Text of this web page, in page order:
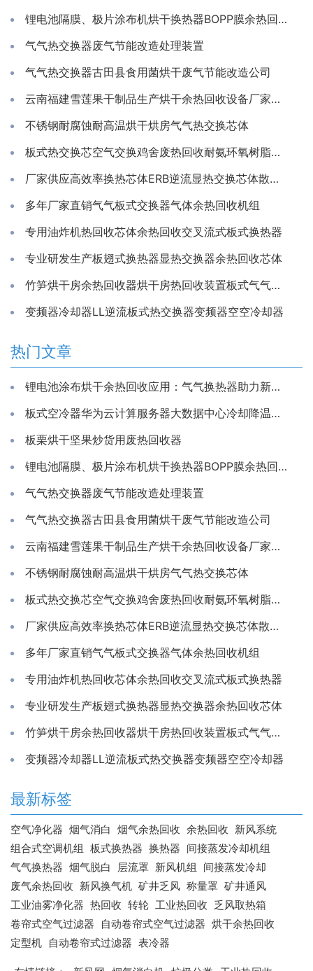
锂电池隔膜、极片涂布机烘干换热器BOPP膜余热回收装置
气气热交换器废气节能改造处理装置
气气热交换器古田县食用菌烘干废气节能改造公司
云南福建雪莲果干制品生产烘干余热回收设备厂家推荐亲水铝箔换热芯
不锈钢耐腐蚀耐高温烘干烘房气气热交换芯体
板式热交换芯空气交换鸡舍废热回收耐氨环氧树脂通风除湿换热
厂家供应高效率换热芯体ERB逆流显热交换芯体散热器
多年厂家直销气气板式交换器气体余热回收机组
专用油炸机热回收芯体余热回收交叉流式板式换热器
专业研发生产板翅式换热器显热交换器余热回收芯体
竹笋烘干房余热回收器烘干房热回收装置板式气气换热器工厂
变频器冷却器LL逆流板式热交换器变频器空空冷却器
热门文章
锂电池涂布烘干余热回收应用：气气换热器助力新能源生产节能降耗
板式空冷器华为云计算服务器大数据中心冷却降温换散热装置制冷藏库房系统冷能量回收器
板栗烘干坚果炒货用废热回收器
锂电池隔膜、极片涂布机烘干换热器BOPP膜余热回收装置
气气热交换器废气节能改造处理装置
气气热交换器古田县食用菌烘干废气节能改造公司
云南福建雪莲果干制品生产烘干余热回收设备厂家推荐亲水铝箔换热芯
不锈钢耐腐蚀耐高温烘干烘房气气热交换芯体
板式热交换芯空气交换鸡舍废热回收耐氨环氧树脂通风除湿换热
厂家供应高效率换热芯体ERB逆流显热交换芯体散热器
多年厂家直销气气板式交换器气体余热回收机组
专用油炸机热回收芯体余热回收交叉流式板式换热器
专业研发生产板翅式换热器显热交换器余热回收芯体
竹笋烘干房余热回收器烘干房热回收装置板式气气换热器工厂
变频器冷却器LL逆流板式热交换器变频器空空冷却器
最新标签
空气净化器 烟气消白 烟气余热回收 余热回收 新风系统
组合式空调机组 板式换热器 换热器 间接蒸发冷却机组
气气换热器 烟气脱白 层流罩 新风机组
间接蒸发冷却
废气余热回收 新风换气机 矿井乏风 称量罩 矿井通风
工业油雾净化器 热回收 转轮 工业热回收 乏风取热箱
卷帘式空气过滤器
自动卷帘式空气过滤器 烘干余热回收
定型机 自动卷帘式过滤器 表冷器